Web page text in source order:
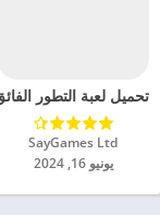
تحميل لعبة التطور الفائق
SayGames Ltd‏
يونيو 16, 2024